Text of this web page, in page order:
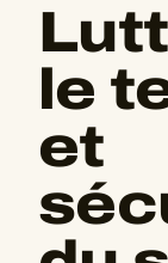
le
et